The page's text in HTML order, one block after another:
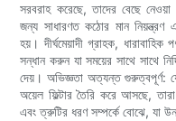
সরবরাহ করেছে, তাদের বেছে
জন্য সাধারণত কঠোর মান নিয়ন্ত্রণ
হয়। দীর্ঘমেয়াদী গ্রাহক,
সন্ধান করুন যা সময়ের সাথে সাথে
দেয়। অভিজ্ঞতা অত্যন্ত গুরুত্বপূর্ণ: যে
অয়েল ফিল্টার তৈরি করে আসছে,
এবং ত্রুটির ধরণ সম্পর্কে বোঝে, যা